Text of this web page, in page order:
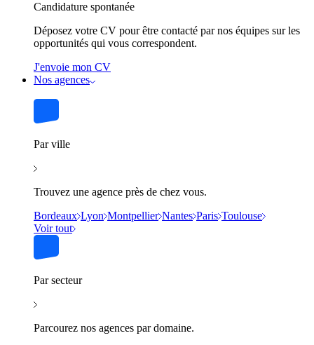
Candidature spontanée
Déposez votre CV pour être contacté par nos équipes sur les
opportunités qui vous correspondent.
J'envoie mon CV
Nos agences
Par ville
Trouvez une agence près de chez vous.
Bordeaux Lyon Montpellier Nantes Paris Toulouse
Voir tout
Par secteur
Parcourez nos agences par domaine.